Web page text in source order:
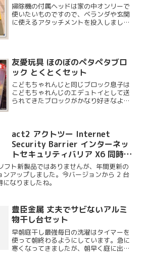
掃除機の付属ヘッドは家の中オンリーで
使いたいものですので、ベランダや玄関
に使えるアタッチメントを投入しまし
友愛玩具 ほのぼのペタペタブロ
ック とくとくセット
こどもちゃれんじと同じブロック息子は
こどもちゃれんじのエデュトイとして送
られてきたブロックがかなり好きなよう
ぱいあったら楽しいと思っ...
act2 アクトツー Internet
Security Barrier インターネッ
トセキュリティバリア X6 同時購
入優待版
フト新製品ではありませんが、年間更新の
ンアップしました。今バージョンから 2 台
なりましたね。
豊臣金属 丈夫でサビないアルミ
物干し台セット
早朝庭干し最強毎日の洗濯はタイマーを
使って朝終わるようにしています。急に
寒くなってきましたが、朝早く庭に出る